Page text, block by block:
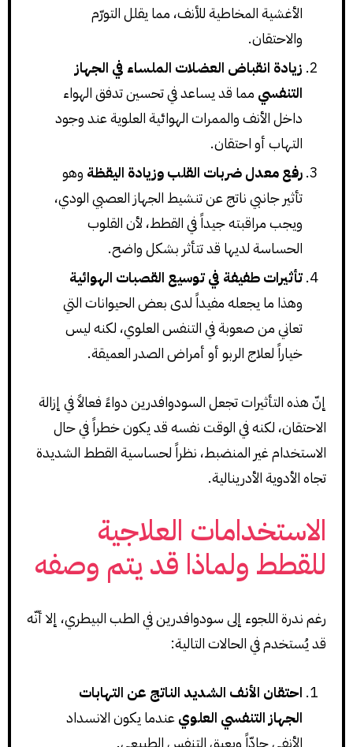
الأغشية المخاطية للأنف، مما يقلل التورّم
والاحتقان.
زيادة انقباض العضلات الملساء في الجهاز
التنفسي مما قد يساعد في تحسين تدفق الهواء
داخل الأنف والممرات الهوائية العلوية عند وجود
التهاب أو احتقان.
رفع معدل ضربات القلب وزيادة اليقظة وهو
تأثير جانبي ناتج عن تنشيط الجهاز العصبي الودي،
ويجب مراقبته جيداً في القطط، لأن القلوب
الحساسة لديها قد تتأثر بشكل واضح.
تأثيرات طفيفة في توسيع القصبات الهوائية
وهذا ما يجعله مفيداً لدى بعض الحيوانات التي
تعاني من صعوبة في التنفس العلوي، لكنه ليس
خياراً لعلاج الربو أو أمراض الصدر العميقة.
إنّ هذه التأثيرات تجعل السودوافدرين دواءً فعالاً في إزالة
الاحتقان، لكنه في الوقت نفسه قد يكون خطراً في حال
الاستخدام غير المنضبط، نظراً لحساسية القطط الشديدة
تجاه الأدوية الأدرينالية.
الاستخدامات العلاجية
للقطط ولماذا قد يتم وصفه
رغم ندرة اللجوء إلى سودوافدرين في الطب البيطري، إلا أنّه
قد يُستخدم في الحالات التالية:
احتقان الأنف الشديد الناتج عن التهابات
الجهاز التنفسي العلويعندما يكون الانسداد